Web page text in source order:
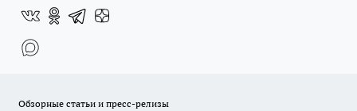
Обзорные статьи и пресс-релизы